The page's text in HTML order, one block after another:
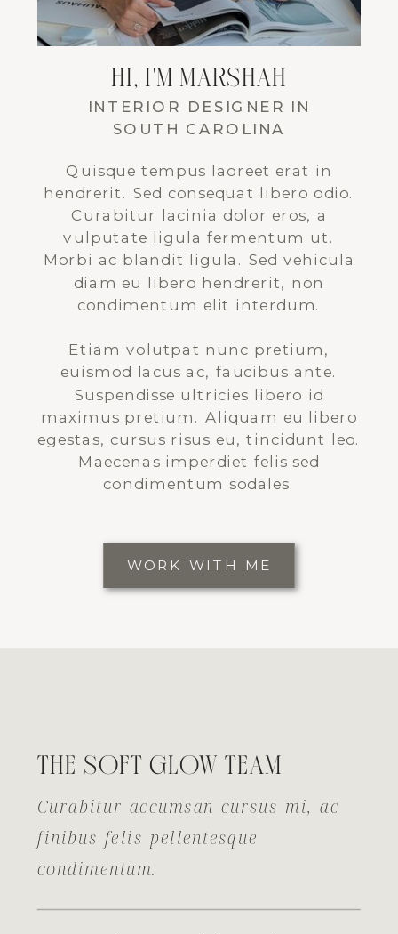
HI, I'M MARSHAH
Quisque tempus laoreet erat in
hendrerit. Sed consequat libero odio.
Curabitur lacinia dolor eros, a
vulputate ligula fermentum ut.
Morbi ac blandit ligula. Sed vehicula
diam eu libero hendrerit, non
condimentum elit interdum.
Etiam volutpat nunc pretium,
euismod lacus ac, faucibus ante.
Suspendisse ultricies libero id
maximus pretium. Aliquam eu libero
egestas, cursus risus eu, tincidunt leo.
Maecenas imperdiet felis sed
condimentum sodales.
WORK WITH ME
INTERIOR DESIGNER IN
SOUTH CAROLINA
THE SOFT GLOW TEAM
Curabitur accumsan cursus mi, ac
finibus felis pellentesque
condimentum.